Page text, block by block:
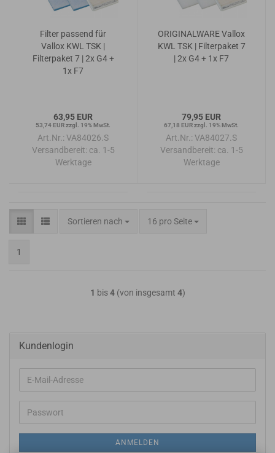
Filter passend für
Vallox KWL TSK |
Filterpaket 7 | 2x G4 +
1x F7
63,95 EUR
53,74 EUR zzgl. 19% MwSt.
Art.Nr.: VA84026.S
Versandbereit: ca. 1-5
Werktage
ORIGINALWARE Vallox
KWL TSK | Filterpaket 7
| 2x G4 + 1x F7
79,95 EUR
67,18 EUR zzgl. 19% MwSt.
Art.Nr.: VA84027.S
Versandbereit: ca. 1-5
Werktage
Sortieren nach
Sortieren nach 16 pro Seite
pro Seite
1
1 bis4(von insgesamt 4)
Kundenlogin
E-
Mail-
Adresse
Passwort
ANMELDEN